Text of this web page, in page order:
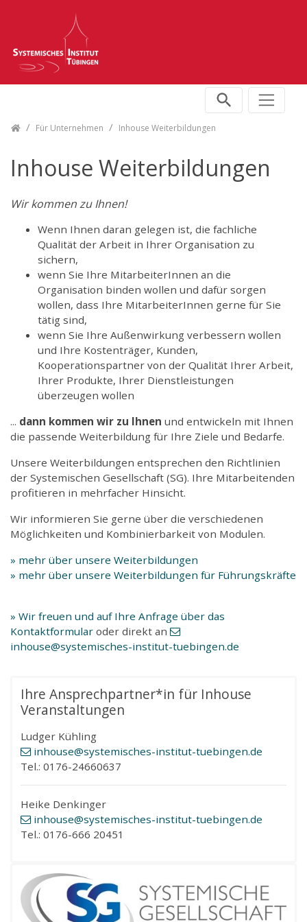
Skip navigationFür Unternehmen Inhouse Weiterbildungen
Inhouse Weiterbildungen
Wir kommen zu Ihnen!
Wenn Ihnen daran gelegen ist, die fachliche
Qualität der Arbeit in Ihrer Organisation zu
sichern,
wenn Sie Ihre MitarbeiterInnen an die
Organisation binden wollen und dafür sorgen
wollen, dass Ihre MitarbeiterInnen gerne für Sie
tätig sind,
wenn Sie Ihre Außenwirkung verbessern wollen
und Ihre Kostenträger, Kunden,
Kooperationspartner von der Qualität Ihrer Arbeit,
Ihrer Produkte, Ihrer Dienstleistungen
überzeugen wollen
... dann kommen wir zu Ihnen und entwickeln mit Ihnen
die passende Weiterbildung für Ihre Ziele und Bedarfe.
Unsere Weiterbildungen entsprechen den Richtlinien
der Systemischen Gesellschaft (SG). Ihre Mitarbeitenden
profitieren in mehrfacher Hinsicht.
Wir informieren Sie gerne über die verschiedenen
Möglichkeiten und Kombinierbarkeit von Modulen.
» mehr über unsere Weiterbildungen
» mehr über unsere Weiterbildungen für Führungskräfte
» Wir freuen und auf Ihre Anfrage über das
Kontaktformular oder direkt an
inhouse@systemisches-institut-tuebingen.de
Ihre Ansprechpartner*in für Inhouse
Veranstaltungen
Ludger Kühling
inhouse@systemisches-institut-tuebingen.de
Tel.: 0176-24660637
Heike Denkinger
inhouse@systemisches-institut-tuebingen.de
Tel.: 0176-666 20451